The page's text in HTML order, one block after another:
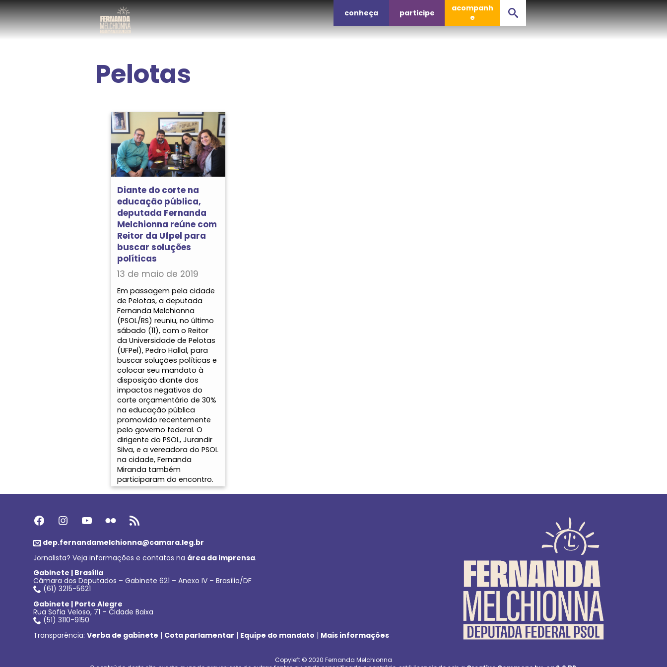
conheça participe
acompanh
e
Pelotas
Diante do corte na
educação pública,
deputada Fernanda
Melchionna reúne com
Reitor da Ufpel para
buscar soluções
políticas
13 de maio de 2019
Em passagem pela cidade
de Pelotas, a deputada
Fernanda Melchionna
(PSOL/RS) reuniu, no último
sábado (11), com o Reitor
da Universidade de Pelotas
(UFPel), Pedro Hallal, para
buscar soluções políticas e
colocar seu mandato à
disposição diante dos
impactos negativos do
corte orçamentário de 30%
na educação pública
promovido recentemente
pelo governo federal. O
dirigente do PSOL, Jurandir
Silva, e a vereadora do PSOL
na cidade, Fernanda
Miranda também
participaram do encontro.
Facebook Instagram Youtube Flickr Feed RSS
dep.fernandamelchionna@camara.leg.br
Jornalista? Veja informações e contatos na área da imprensa.
Gabinete | Brasília
Câmara dos Deputados – Gabinete 621 – Anexo IV – Brasília/DF
(61) 3215-5621
Gabinete | Porto Alegre
Rua Sofia Veloso, 71 – Cidade Baixa
(51) 3110-9150
Transparência:Verba de gabinete | Cota parlamentar | Equipe do mandato | Mais informações
Copyleft © 2020 Fernanda Melchionna